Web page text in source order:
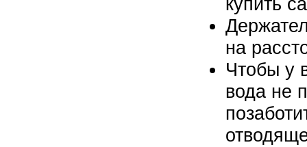
на
Чтобы у
вода не